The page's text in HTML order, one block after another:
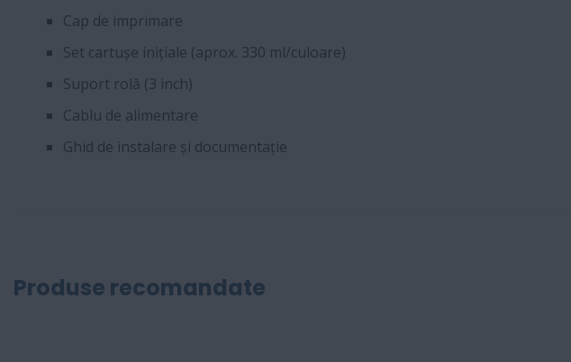
Cap de imprimare
Set cartușe inițiale (aprox. 330 ml/culoare)
Suport rolă (3 inch)
Cablu de alimentare
Ghid de instalare și documentație
Produse recomandate